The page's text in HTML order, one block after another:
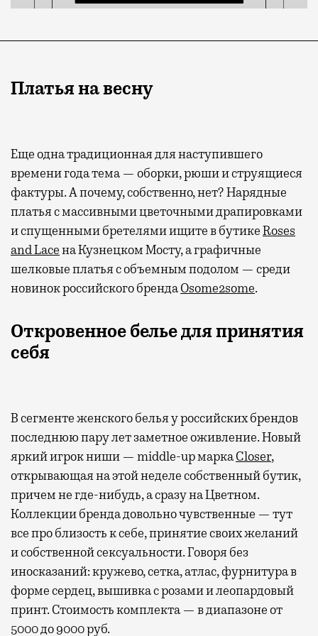
Платья на весну
Еще одна традиционная для наступившего
времени года тема — оборки, рюши и струящиеся
фактуры. А почему, собственно, нет? Нарядные
платья с массивными цветочными драпировками
и спущенными бретелями ищите в бутикеRoses
and Laceна Кузнецком Мосту, а графичные
шелковые платья с объемным подолом — среди
новинок российского брендаOsome2some.
Откровенное белье для принятия
себя
В сегменте женского белья у российских брендов
последнюю пару лет заметное оживление. Новый
яркий игрок ниши — middle-up маркаCloser,
открывающая на этой неделе собственный бутик,
причем не где-нибудь, а сразу на Цветном.
Коллекции бренда довольно чувственные — тут
все про близость к себе, принятие своих желаний
и собственной сексуальности. Говоря без
иносказаний: кружево, сетка, атлас, фурнитура в
форме сердец, вышивка с розами и леопардовый
принт. Стоимость комплекта — в диапазоне от
5000 до 9000 руб.